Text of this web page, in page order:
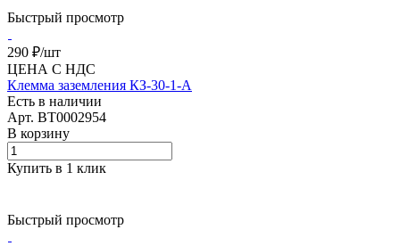
Быстрый просмотр
290 ₽/шт
ЦЕНА С НДС
Клемма заземления КЗ-30-1-А
Есть в наличии
Арт. BT0002954
В корзину
Купить в 1 клик
Быстрый просмотр